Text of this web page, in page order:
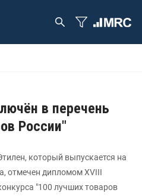
в перечень
России"
который выпускается на
отмечен дипломом XVIII
"100 лучших товаров